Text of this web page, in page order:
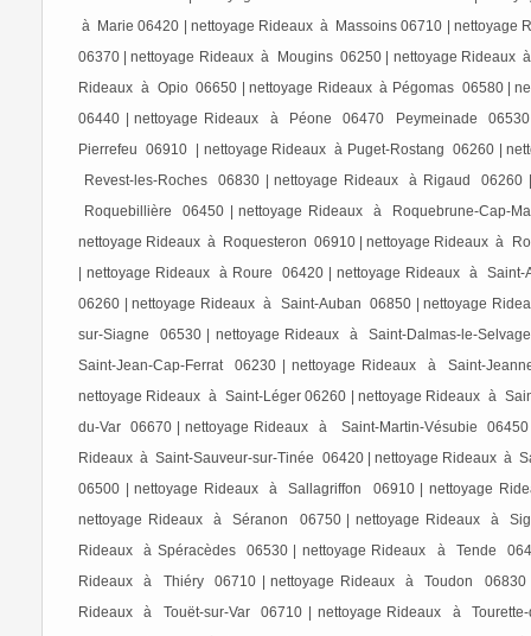
à Marie 06420 | nettoyage Rideaux à Massoins 06710 |
06370 | nettoyage Rideaux à Mougins 06250 | nettoyage
Rideaux à Opio 06650 | nettoyage Rideaux à Pégomas 06580 |
06440 | nettoyage Rideaux à Péone 06470 Peymeinade
Pierrefeu 06910 | nettoyage Rideaux à Puget-Rostang 06260 |
Revest-les-Roches 06830 | nettoyage Rideaux à Rigaud
Roquebillière 06450 | nettoyage Rideaux à Roquebrune-Cap-
nettoyage Rideaux à Roquesteron 06910 | nettoyage Rideaux à
| nettoyage Rideaux à Roure 06420 | nettoyage Rideaux à
06260 | nettoyage Rideaux à Saint-Auban 06850 | nettoyage
sur-Siagne 06530 | nettoyage Rideaux à Saint-Dalmas-le-
Saint-Jean-Cap-Ferrat 06230 | nettoyage Rideaux à Saint-
nettoyage Rideaux à Saint-Léger 06260 | nettoyage Rideaux à
du-Var 06670 | nettoyage Rideaux à Saint-Martin-Vésubie
Rideaux à Saint-Sauveur-sur-Tinée 06420 | nettoyage Rideaux à
06500 | nettoyage Rideaux à Sallagriffon 06910 | nettoyage
nettoyage Rideaux à Séranon 06750 | nettoyage Rideaux à
Rideaux à Spéracèdes 06530 | nettoyage Rideaux à Tende
Rideaux à Thiéry 06710 | nettoyage Rideaux à Toudon 06830
Rideaux à Touët-sur-Var 06710 | nettoyage Rideaux à